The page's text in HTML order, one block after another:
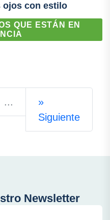
ojos con estilo
QUE ESTÁN EN
...
»
Siguiente
Newsletter